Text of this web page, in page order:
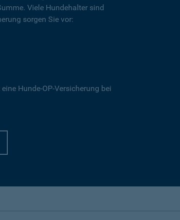
Viele Hundehalter sind
sorgen Sie vor:
Hunde-OP-Versicherung bei